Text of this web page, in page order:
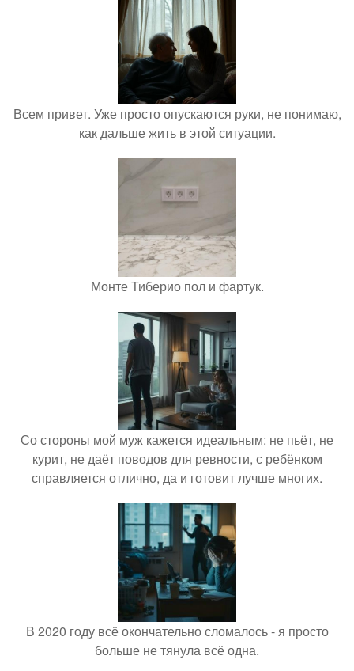
Всем привет. Уже просто опускаются руки, не понимаю,
как дальше жить в этой ситуации.
Монте Тиберио пол и фартук.
Со стороны мой муж кажется идеальным: не пьёт, не
курит, не даёт поводов для ревности, с ребёнком
справляется отлично, да и готовит лучше многих.
В 2020 году всё окончательно сломалось - я просто
больше не тянула всё одна.